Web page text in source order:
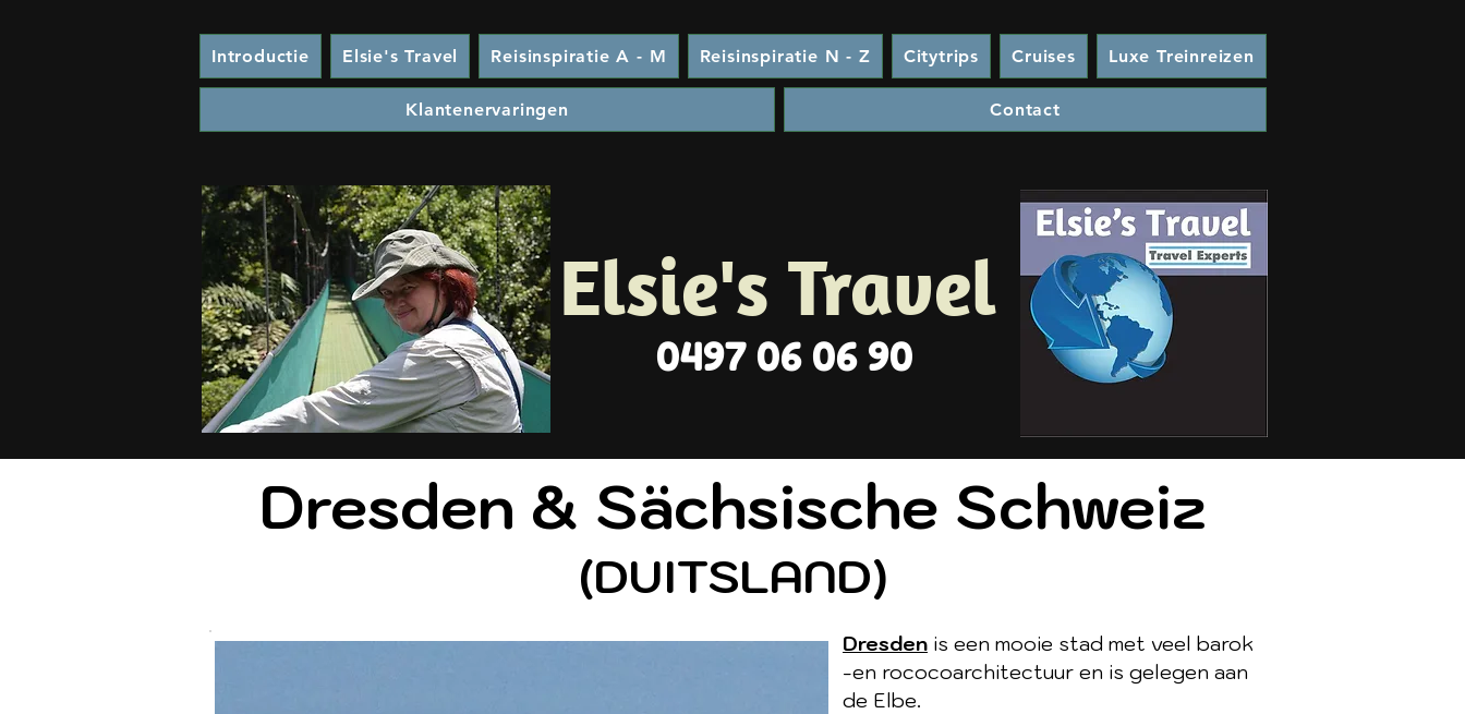
Introductie Elsie's Travel Reisinspiratie A - M Reisinspiratie N - Z Citytrips Cruises Luxe Treinreizen
Klantenervaringen Contact
Elsie's Travel
0497 06 06 90
Dresden & Sächsische Schweiz
(DUITSLAND)
Dresden is een mooie stad met veel barok
-en rococoarchitectuur en is gelegen aan
de Elbe.